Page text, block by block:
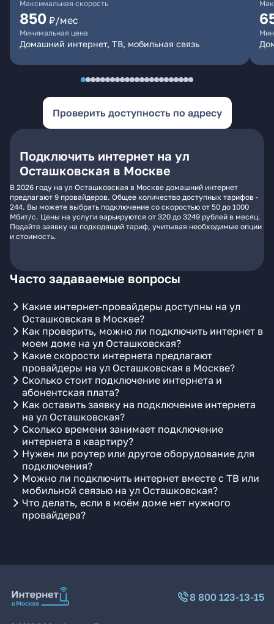
Максимальная скорость
850 ₽/мес
Минимальная цена
Домашний интернет, ТВ, мобильная связь
Проверить доступность по адресу
Подключить интернет на ул
Осташковская в Москве
В 2026 году на ул Осташковская в Москве домашний интернет
предлагают 9 провайдеров. Общее количество доступных тарифов -
244. Вы можете выбрать подключение со скоростью от 50 до 1000
Мбит/с. Цены на услуги варьируются от 320 до 3249 рублей в месяц.
Подайте заявку на подходящий тариф, учитывая необходимые опции
и стоимость.
Часто задаваемые вопросы
Какие интернет-провайдеры доступны на ул
Осташковская в Москве?
Как проверить, можно ли подключить интернет в
моем доме на ул Осташковская?
Какие скорости интернета предлагают
провайдеры на ул Осташковская в Москве?
Сколько стоит подключение интернета и
абонентская плата?
Как оставить заявку на подключение интернета
на ул Осташковская?
Сколько времени занимает подключение
интернета в квартиру?
Нужен ли роутер или другое оборудование для
подключения?
Можно ли подключить интернет вместе с ТВ или
мобильной связью на ул Осташковская?
Что делать, если в моём доме нет нужного
провайдера?
8 800 123-13-15